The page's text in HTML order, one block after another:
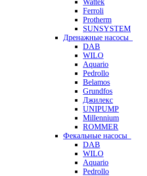
Wattek
Ferroli
Protherm
SUNSYSTEM
Дренажные насосы
DAB
WILO
Aquario
Pedrollo
Belamos
Grundfos
Джилекс
UNIPUMP
Millennium
ROMMER
Фекальные насосы
DAB
WILO
Aquario
Pedrollo